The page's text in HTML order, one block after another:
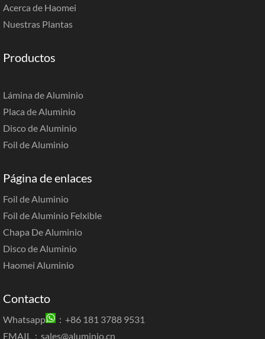
Acerca de Haomei
Nuestras Plantas
Productos
Lámina de Aluminio
Placa de Aluminio
Disco de Aluminio
Foil de Aluminio
Página de enlaces
Foil de Aluminio
Foil de Aluminio Felxible
Chapa De Aluminio
Disco de Aluminio
Haomei Aluminio
Contacto
Whatsapp
：+86 181 3788 9531
EMAIL： sales@aluminio.cn